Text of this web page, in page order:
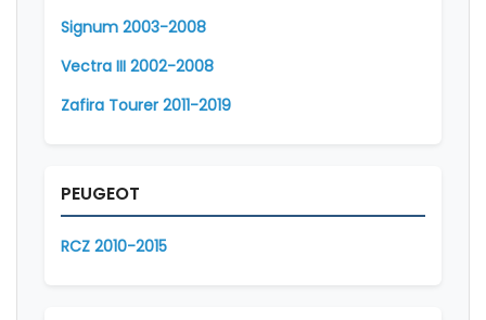
Signum 2003-2008
Vectra III 2002-2008
Zafira Tourer 2011-2019
PEUGEOT
RCZ 2010-2015